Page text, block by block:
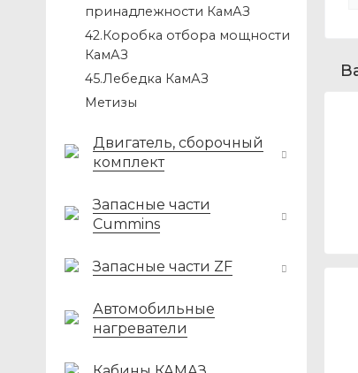
принадлежности КамАЗ
42.Коробка отбора мощности
КамАЗ
45.Лебедка КамАЗ
Метизы
Двигатель, сборочный
комплект
Запасные части
Cummins
Запасные части ZF
Автомобильные
нагреватели